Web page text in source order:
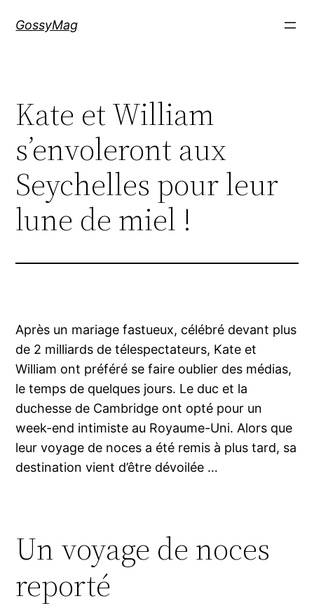
GossyMag
Kate et William
s’envoleront aux
Seychelles pour leur
lune de miel !
Après un mariage fastueux, célébré devant plus
de 2 milliards de télespectateurs, Kate et
William ont préféré se faire oublier des médias,
le temps de quelques jours. Le duc et la
duchesse de Cambridge ont opté pour un
week-end intimiste au Royaume-Uni. Alors que
leur voyage de noces a été remis à plus tard, sa
destination vient d’être dévoilée …
Un voyage de noces
reporté